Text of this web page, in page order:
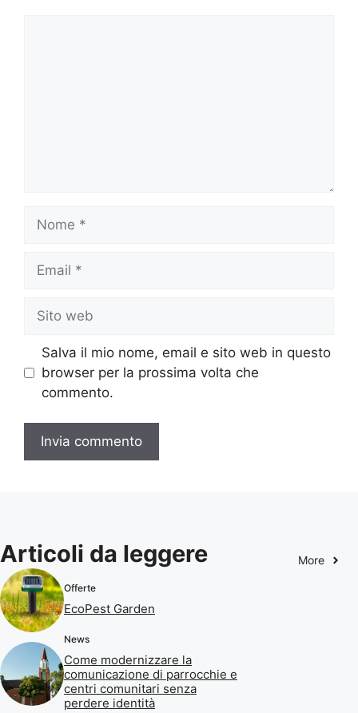
web
Salva il mio nome, email e sito web in questo
browser per la prossima volta che
commento.
Articoli da leggere More
Offerte
EcoPest Garden
News
Come modernizzare la
comunicazione di parrocchie e
centri comunitari senza
perdere identità